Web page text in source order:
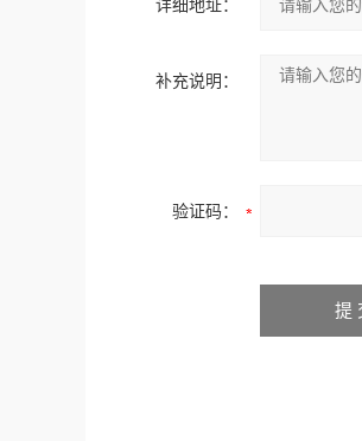
详细地址：
补充说明：
验证码：